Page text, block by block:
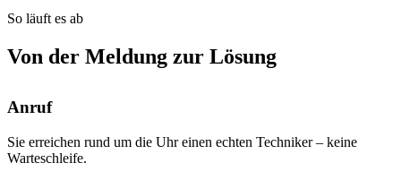
So läuft es ab
Von der Meldung zur Lösung
Anruf
Sie erreichen rund um die Uhr einen echten Techniker – keine
Warteschleife.